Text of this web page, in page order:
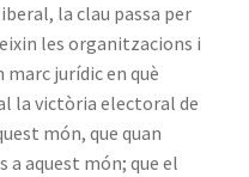
la clau passa per
les organitzacions i
jurídic en què
la victòria electoral de
món, que quan
aquest món; que el